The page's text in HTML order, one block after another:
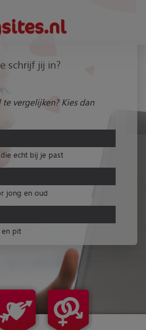
schrijf jij in?
vergelijken? Kies dan
echt bij je past
jong en oud
en pit